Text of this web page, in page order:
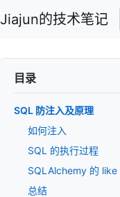
Jiajun的技术笔记
目录
SQL 防注入及原理
如何注入
SQL 的执行过程
SQLAlchemy 的 like
总结